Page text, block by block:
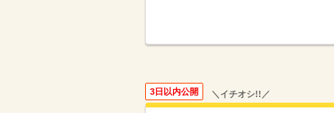
3日以内公開 ＼イチオシ!!／